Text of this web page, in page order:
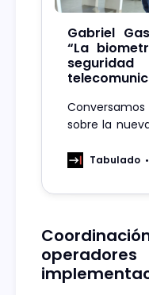
Gabriel
“La
sobre la
Tabulado